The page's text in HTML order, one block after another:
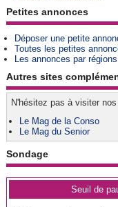
Petites annonces
Déposer une petite
Toutes les petites
Les annonces par régions
Autres sites
N'hésitez pas à visiter
Le Mag de la Conso
Le Mag du Senior
Sondage
Seuil de